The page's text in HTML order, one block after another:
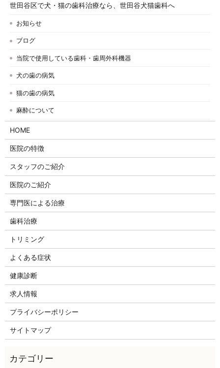
世田谷区で犬・猫の歯科治療なら、世田谷犬猫歯科へ
お知らせ
ブログ
当院で使用している歯科・歯周外科機器
犬の歯の病気
猫の歯の病気
麻酔について
HOME
医院の特徴
スタッフのご紹介
医院のご紹介
専門医による治療
歯科治療
トリミング
よくある症状
健康診断
求人情報
プライバシーポリシー
サイトマップ